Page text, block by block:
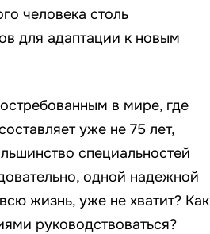
человека столь
для адаптации к новым
в мире, где
уже не 75 лет,
специальностей
одной надежной
жизнь, уже не хватит? Как
руководствоваться?